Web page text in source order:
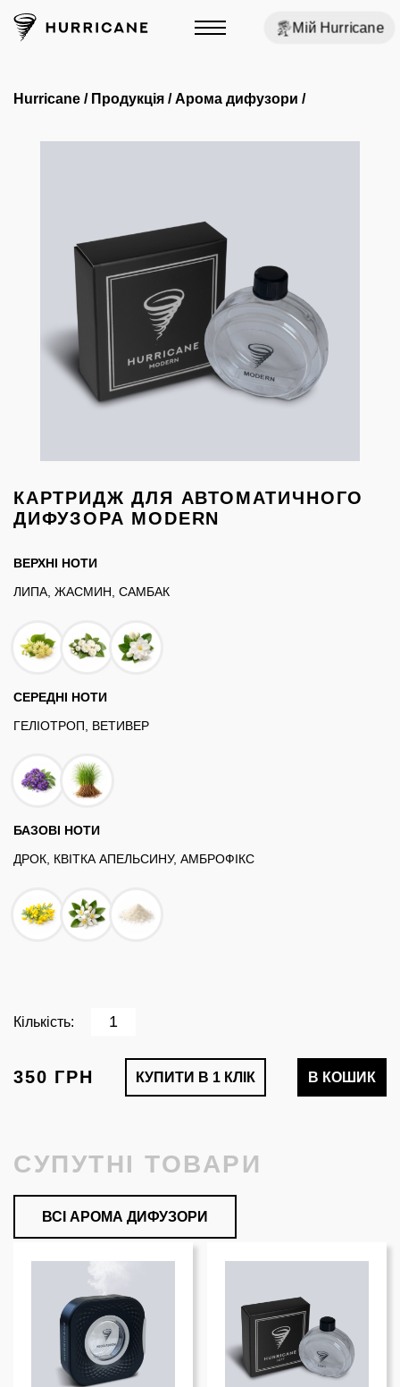
Мій Hurricane
Hurricane / Продукція /Арома дифузори /
КАРТРИДЖ ДЛЯ АВТОМАТИЧНОГО
ДИФУЗОРА MODERN
ВЕРХНІ НОТИ
ЛИПА, ЖАСМИН, САМБАК
СЕРЕДНІ НОТИ
ГЕЛІОТРОП, ВЕТИВЕР
БАЗОВІ НОТИ
ДРОК, КВІТКА АПЕЛЬСИНУ, АМБРОФІКС
Кількість:
350 ГРН КУПИТИ В 1 КЛІК В КОШИК
СУПУТНІ ТОВАРИ
ВСІ АРОМА ДИФУЗОРИ